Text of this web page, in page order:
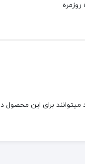
برای این محصول